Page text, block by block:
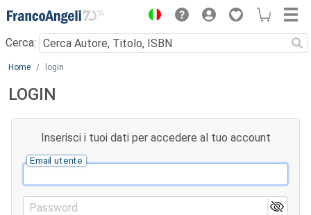
Menu
Cerca:
Main content
Home login
LOGIN
Inserisci i tuoi dati per accedere al tuo account
Email utente
Password